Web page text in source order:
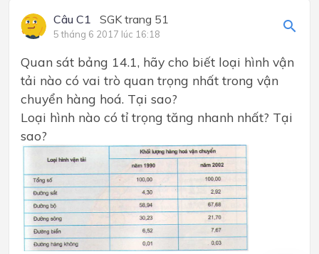
Câu C1 SGK trang 51
5 tháng 6 2017 lúc 16:18
Quan sát bảng 14.1, hãy cho biết loại hình vận
tải nào có vai trò quan trọng nhất trong vận
chuyển hàng hoá. Tại sao?
Loại hình nào có tỉ trọng tăng nhanh nhất? Tại
sao?